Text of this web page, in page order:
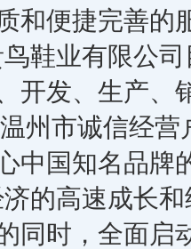
和便捷完善的
鞋业有限公司
开发、生产、
州市诚信经
中国知名品牌
的高速成长和
同时，全面启